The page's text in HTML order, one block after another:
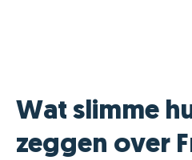
Wat slimme
zeggen over